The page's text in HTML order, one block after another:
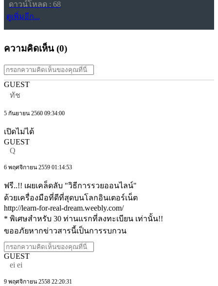
ดาวน์โหลด : 68
ดูเพิ่มอีก...
ความคิดเห็น (0)
GUEST
ทัช
5 กันยายน 2560 09:34:00
เปิดไม่ได้
GUEST
Q
6 พฤศจิกายน 2559 01:14:53
ฟรี..!! เผยเคล็ดลับ "วิธีการรวยออนไลน์"
ด้วยเครื่องมือที่ดีที่สุดบนโลกอินเตอร์เน็ต
http://learn-for-real-dream.weebly.com/
* พิเศษสำหรับ 30 ท่านแรกที่ลงทะเบียน เท่านั้น!!
ขออภัยหากข่าวสารนี้เป็นการรบกวน
GUEST
ei ei
9 พฤศจิกายน 2558 22:20:31